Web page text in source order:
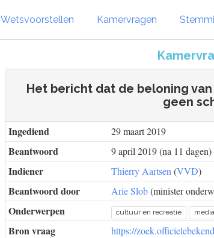
Wetsvoorstellen Kamervragen
Het bericht dat de beloning
geen
Ingediend 29 maart 2019
Beantwoord 9 april 2019 (na 11 dagen)
Indiener Thierry Aartsen (VVD)
Beantwoord door Arie Slob(minister
Onderwerpen cultuur en recreatie media
Bron vraag https://